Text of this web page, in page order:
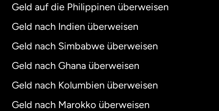
Geld auf die Philippinen überweisen
Geld nach Indien überweisen
Geld nach Simbabwe überweisen
Geld nach Ghana überweisen
Geld nach Kolumbien überweisen
Geld nach Marokko überweisen